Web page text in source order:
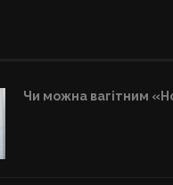
Чи можна вагітним